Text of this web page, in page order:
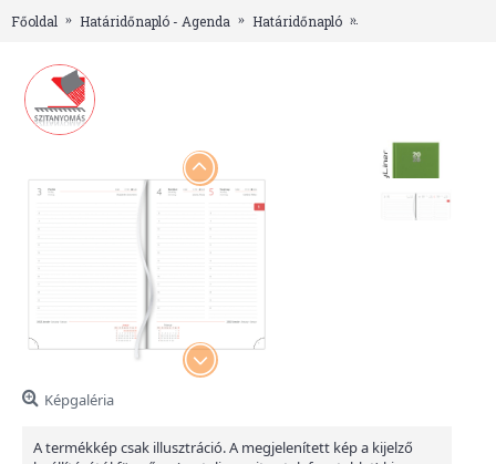
Főoldal Határidőnapló - Agenda Határidőnapló
Képgaléria
A termékkép csak illusztráció. A megjelenített kép a kijelző